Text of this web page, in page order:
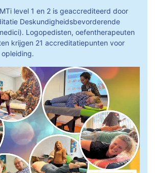
level 1 en 2 is geaccrediteerd door
Deskundigheidsbevorderende
Logopedisten, oefentherapeuten
krijgen 21 accreditatiepunten voor